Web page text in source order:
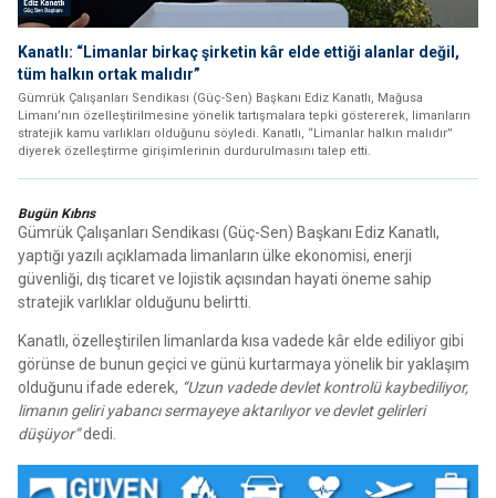
Kanatlı: “Limanlar birkaç şirketin kâr elde ettiği alanlar değil,
tüm halkın ortak malıdır”
Gümrük Çalışanları Sendikası (Güç-Sen) Başkanı Ediz Kanatlı, Mağusa
Limanı’nın özelleştirilmesine yönelik tartışmalara tepki göstererek, limanların
stratejik kamu varlıkları olduğunu söyledi. Kanatlı, “Limanlar halkın malıdır”
diyerek özelleştirme girişimlerinin durdurulmasını talep etti.
Bugün Kıbrıs
Gümrük Çalışanları Sendikası (Güç-Sen) Başkanı Ediz Kanatlı,
yaptığı yazılı açıklamada limanların ülke ekonomisi, enerji
güvenliği, dış ticaret ve lojistik açısından hayati öneme sahip
stratejik varlıklar olduğunu belirtti.
Kanatlı, özelleştirilen limanlarda kısa vadede kâr elde ediliyor gibi
görünse de bunun geçici ve günü kurtarmaya yönelik bir yaklaşım
olduğunu ifade ederek, “Uzun vadede devlet kontrolü kaybediliyor,
limanın geliri yabancı sermayeye aktarılıyor ve devlet gelirleri
düşüyor”dedi.